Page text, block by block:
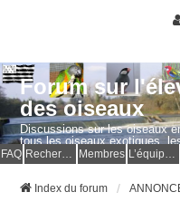
Forum sur
des oiseaux
Discussions sur les oiseaux
tous les oiseaux exotiques,
Questions, photos,
FAQ Membres
Index du forum